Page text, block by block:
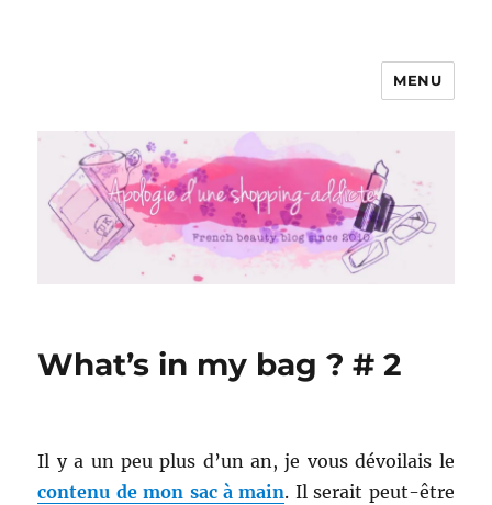
Apologie d'une Shopping-addicte
MENU
What’s in my bag ? # 2
Il y a un peu plus d’un an, je vous dévoilais le
contenu de mon sac à main. Il serait peut-être